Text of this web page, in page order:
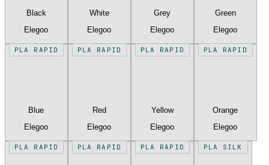
Black
Elegoo
White
Elegoo
Grey
Elegoo
Green
Elegoo
PLA RAPID
Blue
Elegoo
PLA RAPID
Red
Elegoo
PLA RAPID
Yellow
Elegoo
PLA RAPID
Orange
Elegoo
PLA RAPID PLA RAPID PLA RAPID PLA SILK